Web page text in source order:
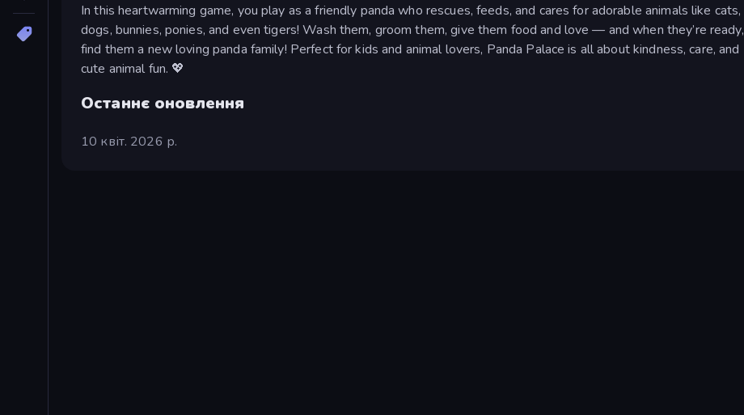
In this heartwarming game, you play as a friendly panda who rescues, feeds, and cares for adorable animals like cats,
dogs, bunnies, ponies, and even tigers! Wash them, groom them, give them food and love — and when they’re ready,
find them a new loving panda family! Perfect for kids and animal lovers, Panda Palace is all about kindness, care, and
cute animal fun. 💖
Останнє оновлення
10 квіт. 2026 р.